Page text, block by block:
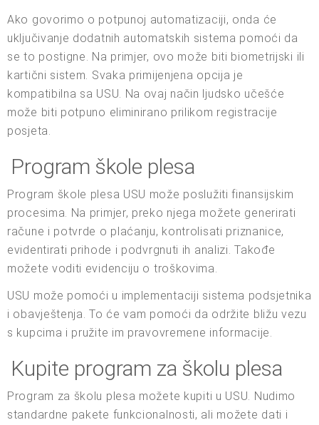
Ako govorimo o potpunoj automatizaciji, onda će
uključivanje dodatnih automatskih sistema pomoći da
se to postigne. Na primjer, ovo može biti biometrijski ili
kartični sistem. Svaka primijenjena opcija je
kompatibilna sa USU. Na ovaj način ljudsko učešće
može biti potpuno eliminirano prilikom registracije
posjeta.
Program škole plesa
Program škole plesa USU može poslužiti finansijskim
procesima. Na primjer, preko njega možete generirati
račune i potvrde o plaćanju, kontrolisati priznanice,
evidentirati prihode i podvrgnuti ih analizi. Takođe
možete voditi evidenciju o troškovima.
USU može pomoći u implementaciji sistema podsjetnika
i obavještenja. To će vam pomoći da održite bližu vezu
s kupcima i pružite im pravovremene informacije.
Kupite program za školu plesa
Program za školu plesa možete kupiti u USU. Nudimo
standardne pakete funkcionalnosti, ali možete dati i